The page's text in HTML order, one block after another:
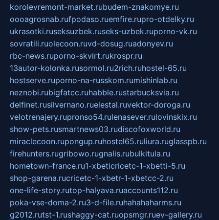
korolevremont-market.rubudem-znakomye.ru
oooagrosnab.rufpodaso.ruemfire.rupro-otdelky.ru
ukrasotki.ruseksuzbek.ruseks-uzbek.ruporno-vk.ru
sovratili.ruolecoon.ruvd-dosug.ruadonyev.ru
rbc-news.ruporno-skvirt.rukrospr.ru
13autor-kolonka.rusormol.ru2rich.ruhostel-65.ru
hostserve.ruporno-na-russkom.rumishinlab.ru
neznobi.rubigfatcc.ruhabble.rustarbucksvia.ru
delfinet.rusilvernano.ruelestal.ruvektor-doroga.ru
velotrenajery.rupronso54.rulenasever.rulovinskix.ru
show-pets.rusmartnews03.rudiscofoxworld.ru
miraclecoon.rupongup.ruhostel65.ruliura.ruglasspb.ru
firehunters.rugribowo.rugnalis.rubulkitula.ru
hometown-france.ru1-xbeticricetc-1-xbetti-5.ru
shop-garena.rucricetc-1-xbetr-1-xbetcc-2.ru
one-life-story.rutop-halyava.ruaccounts112.ru
poka-vse-doma-2.ru3-d-file.ruhahahaharms.ru
g2012.rutst-1.rushaggy-cat.ruopsmgr.ruev-gallery.ru